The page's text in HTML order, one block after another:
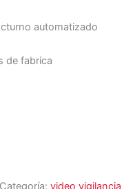
automatizado
de fabrica
Categoría: video vigilancia